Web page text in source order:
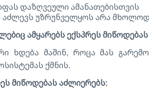
დაზღვეული ამანათებისთვის
აძლევს უზრუნველყოს არა
ამყარებს ექსპრეს მიწოდებას
ხდება მაშინ, როცა მას
ქმნის.
მიწოდებას აძლიერებს: